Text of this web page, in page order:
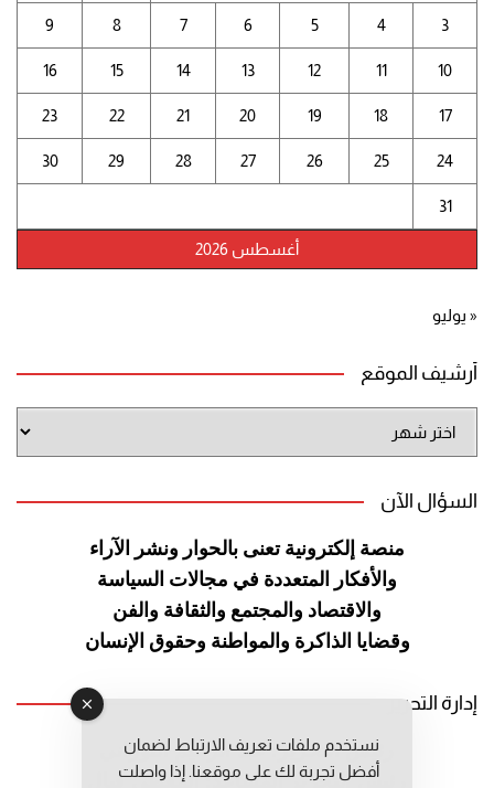
أغسطس 2026
3
4
5
6
7
8
9
10
11
12
13
14
15
16
17
18
19
20
21
22
23
24
25
26
27
28
29
30
31
« يوليو
أرشيف الموقع
الموقع
السؤال الآن
منصة إلكترونية تعنى بالحوار ونشر
الآراء
والأفكار المتعددة في مجالات السياسة
والاقتصاد والمجتمع والثقافة والفن
وقضايا الذاكرة والمواطنة وحقوق الإنسان
إدارة التحرير
رئيس التحرير: عبد الرحيم التوراني
رئيس التحرير المساعد: المعطي قبال
نستخدم ملفات تعريف الارتباط لضمان
أفضل تجربة لك على موقعنا. إذا واصلت